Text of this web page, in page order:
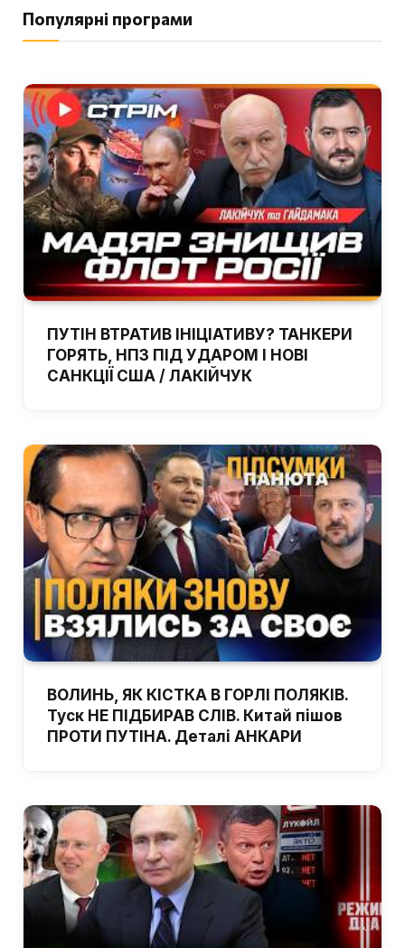
Популярні програми
ПУТІН ВТРАТИВ ІНІЦІАТИВУ? ТАНКЕРИ
ГОРЯТЬ, НПЗ ПІД УДАРОМ І НОВІ
САНКЦІЇ США / ЛАКІЙЧУК
ВОЛИНЬ, ЯК КІСТКА В ГОРЛІ ПОЛЯКІВ.
Туск НЕ ПІДБИРАВ СЛІВ. Китай пішов
ПРОТИ ПУТІНА. Деталі АНКАРИ